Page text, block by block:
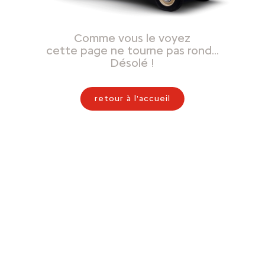
Comme vous le voyez
cette page ne tourne pas rond…
Désolé !
retour à l'accueil